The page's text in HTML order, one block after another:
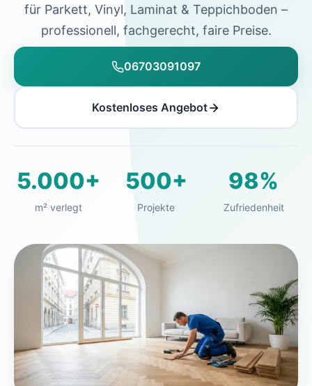
für Parkett, Vinyl, Laminat & Teppichboden –
professionell, fachgerecht, faire Preise.
06703091097
Kostenloses Angebot
5.000+
m² verlegt
500+
Projekte
98%
Zufriedenheit